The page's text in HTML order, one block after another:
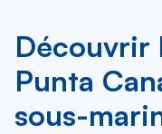
Découvrir
Punta
sous-